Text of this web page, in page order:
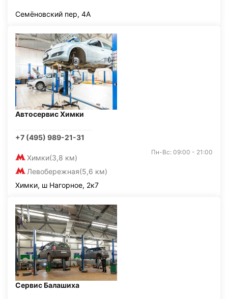
Семёновский пер, 4А
Автосервис Химки
+7 (495) 989-21-31
Химки(3,8 км)
Левобережная(5,6 км)
Пн-Вс: 09:00 - 21:00
Химки, ш Нагорное, 2к7
Сервис Балашиха